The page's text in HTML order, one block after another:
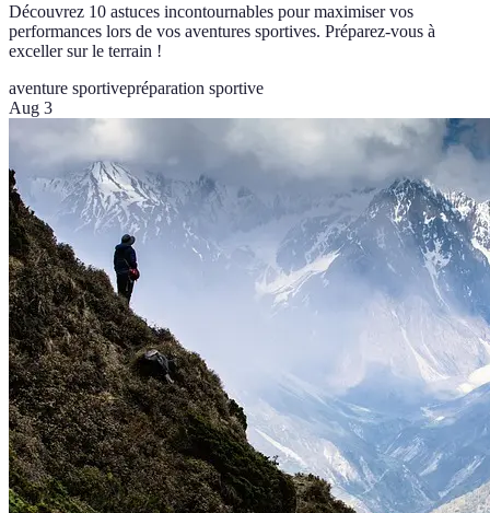
Découvrez 10 astuces incontournables pour maximiser vos
performances lors de vos aventures sportives. Préparez-vous à
exceller sur le terrain !
aventure sportivepréparation sportive
Aug 3